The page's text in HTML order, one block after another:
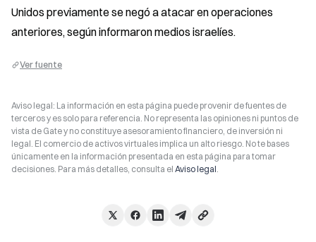
Unidos previamente se negó a atacar en operaciones
anteriores, según informaron medios israelíes.
Ver fuente
Aviso legal: La información en esta página puede provenir de fuentes de
terceros y es solo para referencia. No representa las opiniones ni puntos de
vista de Gate y no constituye asesoramiento financiero, de inversión ni
legal. El comercio de activos virtuales implica un alto riesgo. No te bases
únicamente en la información presentada en esta página para tomar
decisiones. Para más detalles, consulta el Aviso legal.